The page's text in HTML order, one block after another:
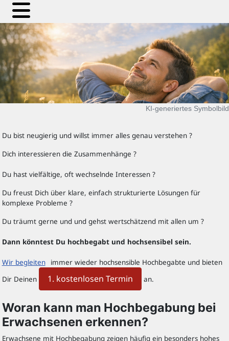
KI‑generiertes Symbolbild
Du bist neugierig und willst immer alles genau verstehen ?
Dich interessieren die Zusammenhänge ?
Du hast vielfältige, oft wechselnde Interessen ?
Du freust Dich über klare, einfach strukturierte Lösungen für
komplexe Probleme ?
Du träumt gerne und und gehst wertschätzend mit allen um ?
Dann könntest Du hochbegabt und hochsensibel sein.
Wir begleiten
immer wieder hochsensible Hochbegabte und bieten
Dir Deinen
1. kostenlosen Termin an.
Woran kann man Hochbegabung bei
Erwachsenen erkennen?
Erwachsene mit Hochbegabung zeigen häufig ein besonders hohes